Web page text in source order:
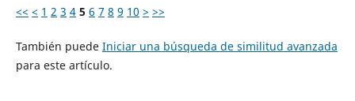
<< < 1 2 3 4 5 6 7 8 9 10 > >>
También puede Iniciar una búsqueda de similitud avanzada
para este artículo.